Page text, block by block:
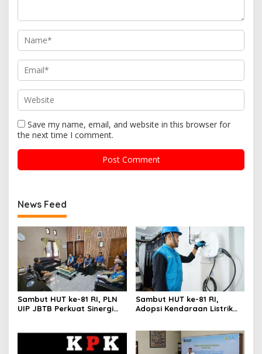
Save my name, email, and website in this browser for
the next time I comment.
News Feed
Sambut HUT ke-81 RI, PLN
UIP JBTB Perkuat Sinergi
Sambut HUT ke-81 RI,
Adopsi Kendaraan Listrik
Charging Services PLN